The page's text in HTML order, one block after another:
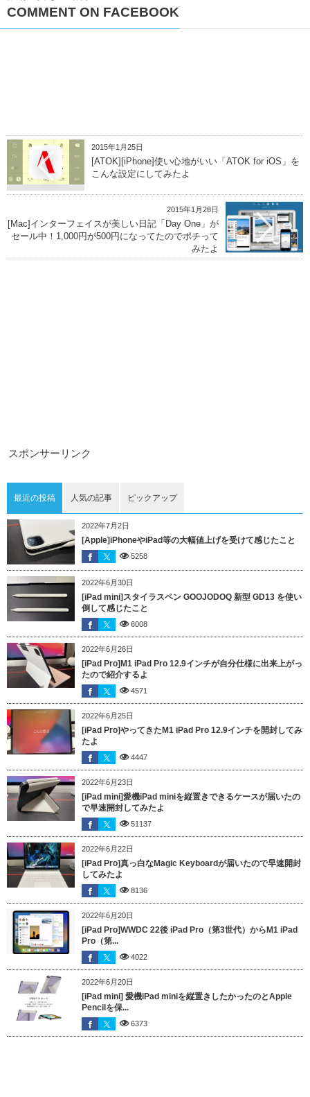
COMMENT ON FACEBOOK
2015年1月25日
[ATOK][iPhone]使い心地がいい「ATOK for iOS」を
こんな設定にしてみたよ
2015年1月28日
[Mac]インターフェイスが美しい日記「Day One」が
セール中！1,000円が500円になってたのでポチって
みたよ
スポンサーリンク
最近の投稿 人気の記事 ピックアップ
2022年7月2日
[Apple]iPhoneやiPad等の大幅値上げを受けて感じたこと
5258
2022年6月30日
[iPad mini]スタイラスペン GOOJODOQ 新型 GD13 を使い
倒して感じたこと
6008
2022年6月26日
[iPad Pro]M1 iPad Pro 12.9インチが自分仕様に出来上がっ
たので紹介するよ
4571
2022年6月25日
[iPad Pro]やってきたM1 iPad Pro 12.9インチを開封してみ
たよ
4447
2022年6月23日
[iPad mini]愛機iPad miniを縦置きできるケースが届いたの
で早速開封してみたよ
51137
2022年6月22日
[iPad Pro]真っ白なMagic Keyboardが届いたので早速開封
してみたよ
8136
2022年6月20日
[iPad Pro]WWDC 22後 iPad Pro（第3世代）からM1 iPad
Pro（第...
4022
2022年6月20日
[iPad mini] 愛機iPad miniを縦置きしたかったのとApple
Pencilを保...
6373